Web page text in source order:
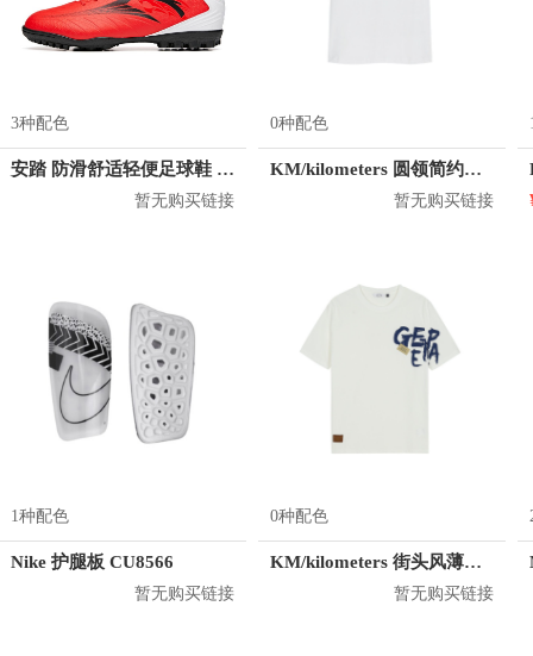
3种配色
安踏 防滑舒适轻便足球鞋 912032201
暂无购买链接
0种配色
KM/kilometers 圆领简约短袖T恤 M2X2108073
暂无购买链接
1种配色
Nike 护腿板 CU8566
暂无购买链接
0种配色
KM/kilometers 街头风薄款印花短袖T恤 男女同款 M2X2108248
暂无购买链接